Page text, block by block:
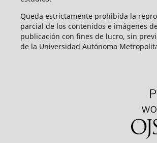
Queda estrictamente prohibida la
parcial de los contenidos e imágenes
publicación con fines de lucro, sin
de la Universidad Autónoma